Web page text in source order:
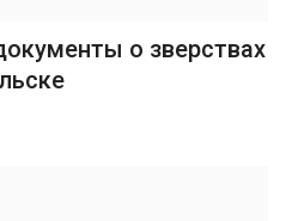
о зверствах